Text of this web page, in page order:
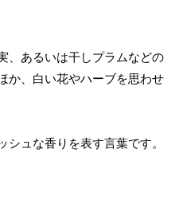
、あるいは干しプラムなどの
か、白い花やハーブを思わせ
ュな香りを表す言葉です。